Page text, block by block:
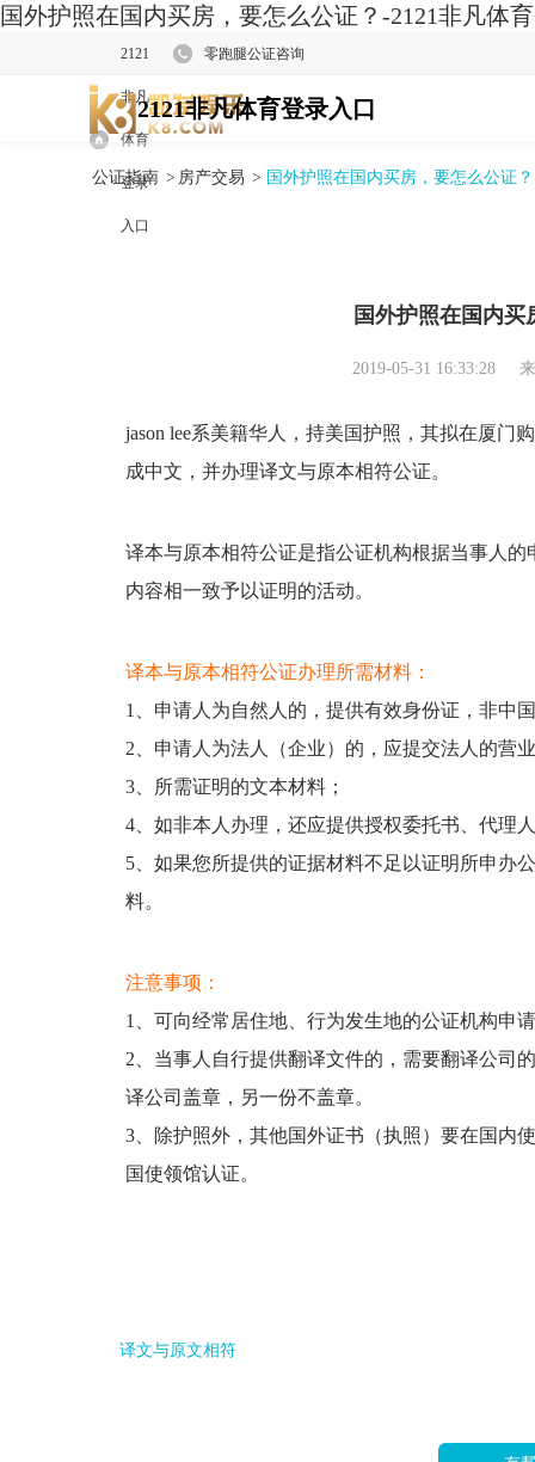
国外护照在国内买房，要怎么公证？-2121非凡体
2121
非凡
体育
登录
入口
零跑腿公证咨询
2121非凡体育登录入口
公证指南 > 房产交易 > 国外护照在国内买房，要怎么公证？
国外护照在国内
2019-05-31 16:33:28
jason lee系美籍华人，持美国护照，其拟在厦门
成中文，并办理译文与原本相符公证。
译本与原本相符公证是指公证机构根据当事人
内容相一致予以证明的活动。
译本与原本相符公证办理所需材料：
1、申请人为自然人的，提供有效身份证，非中
2、申请人为法人（企业）的，应提交法人的营
3、所需证明的文本材料；
4、如非本人办理，还应提供授权委托书、代理
5、如果您所提供的证据材料不足以证明所申办
料。
注意事项：
1、可向经常居住地、行为发生地
2、当事人自行提供翻译文件的，需要翻译公司
译公司盖章，另一份不盖章。
3、除护照外，其他国外证书（执照）要在国内
国使领馆认证。
译文与原文相符